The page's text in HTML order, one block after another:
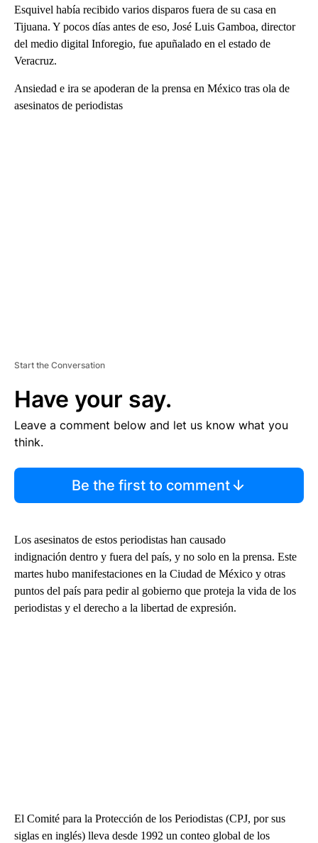
Esquivel había recibido varios disparos fuera de su casa en
Tijuana. Y pocos días antes de eso, José Luis Gamboa, director
del medio digital Inforegio, fue apuñalado en el estado de
Veracruz.
Ansiedad e ira se apoderan de la prensa en México tras ola de
asesinatos de periodistas
Start the Conversation
Have your say.
Leave a comment below and let us know what you
think.
Be the first to comment
Los asesinatos de estos periodistas han causado
indignación dentro y fuera del país, y no solo en la prensa. Este
martes hubo manifestaciones en la Ciudad de México y otras
puntos del país para pedir al gobierno que proteja la vida de los
periodistas y el derecho a la libertad de expresión.
El Comité para la Protección de los Periodistas (CPJ, por sus
siglas en inglés) lleva desde 1992 un conteo global de los